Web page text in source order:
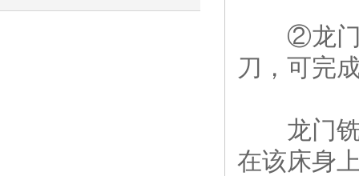
②龙门钻
刀，可完
龙门
在该床身